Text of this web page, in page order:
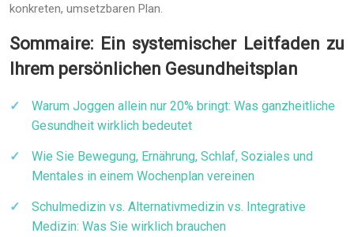
konkreten, umsetzbaren Plan.
Sommaire: Ein systemischer Leitfaden zu
Ihrem persönlichen Gesundheitsplan
Warum Joggen allein nur 20% bringt: Was ganzheitliche
Gesundheit wirklich bedeutet
Wie Sie Bewegung, Ernährung, Schlaf, Soziales und
Mentales in einem Wochenplan vereinen
Schulmedizin vs. Alternativmedizin vs. Integrative
Medizin: Was Sie wirklich brauchen